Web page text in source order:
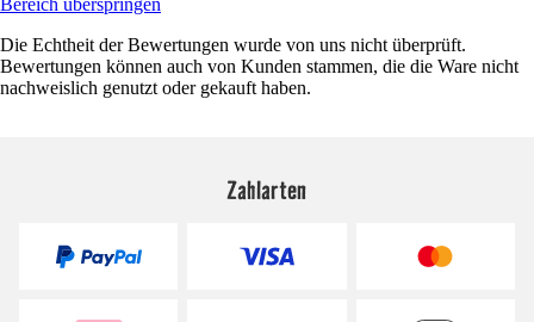
Bereich überspringen
Die Echtheit der Bewertungen wurde von uns nicht überprüft.
Bewertungen können auch von Kunden stammen, die die Ware nicht
nachweislich genutzt oder gekauft haben.
Zahlarten